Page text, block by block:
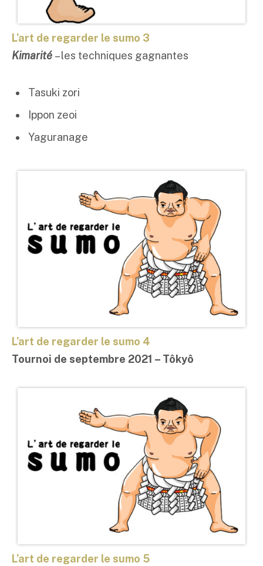
L’art de regarder le sumo 3
Kimarité – les techniques gagnantes
Tasuki zori
Ippon zeoi
Yaguranage
L’art de regarder le sumo 4
Tournoi de septembre 2021 – Tôkyô
L’art de regarder le sumo 5